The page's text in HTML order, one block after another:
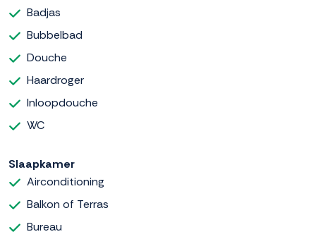
Badjas
Bubbelbad
Douche
Haardroger
Inloopdouche
WC
Slaapkamer
Airconditioning
Balkon of Terras
Bureau